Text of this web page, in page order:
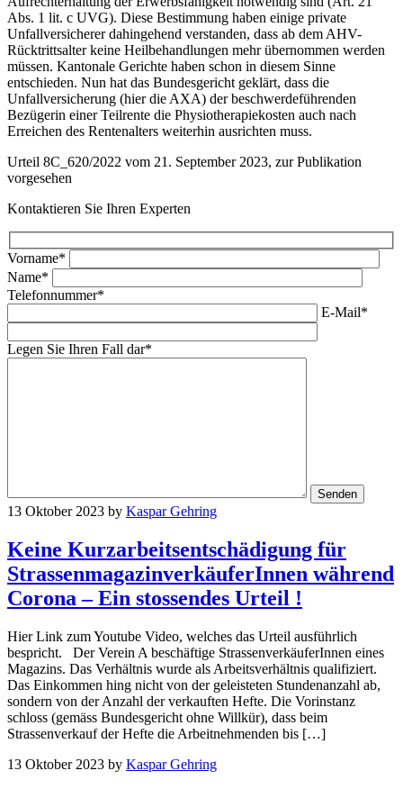
Abs. 1 lit. c UVG). Diese Bestimmung haben einige private
Unfallversicherer dahingehend verstanden, dass ab dem AHV-
Rücktrittsalter keine Heilbehandlungen mehr übernommen werden
müssen. Kantonale Gerichte haben schon in diesem Sinne
entschieden. Nun hat das Bundesgericht geklärt, dass die
Unfallversicherung (hier die AXA) der beschwerdeführenden
Bezügerin einer Teilrente die Physiotherapiekosten auch nach
Erreichen des Rentenalters weiterhin ausrichten muss.
Urteil 8C_620/2022 vom 21. September 2023, zur Publikation
vorgesehen
Kontaktieren Sie Ihren Experten
Vorname*
Name*
Telefonnummer*
E-Mail*
Legen Sie Ihren Fall dar*
13 Oktober 2023 by Kaspar Gehring
Keine Kurzarbeitsentschädigung für
StrassenmagazinverkäuferInnen während
Corona – Ein stossendes Urteil !
Hier Link zum Youtube Video, welches das Urteil ausführlich
bespricht. Der Verein A beschäftige StrassenverkäuferInnen eines
Magazins. Das Verhältnis wurde als Arbeitsverhältnis qualifiziert.
Das Einkommen hing nicht von der geleisteten Stundenanzahl ab,
sondern von der Anzahl der verkauften Hefte. Die Vorinstanz
schloss (gemäss Bundesgericht ohne Willkür), dass beim
Strassenverkauf der Hefte die Arbeitnehmenden bis […]
13 Oktober 2023 by Kaspar Gehring